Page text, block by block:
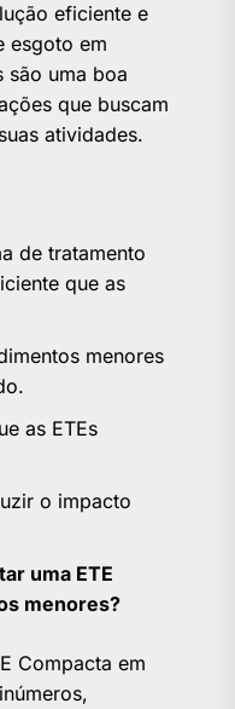
eficiente e
esgoto em
são uma boa
que buscam
atividades.
de tratamento
que as
menores
as ETEs
o impacto
uma ETE
menores?
Compacta em